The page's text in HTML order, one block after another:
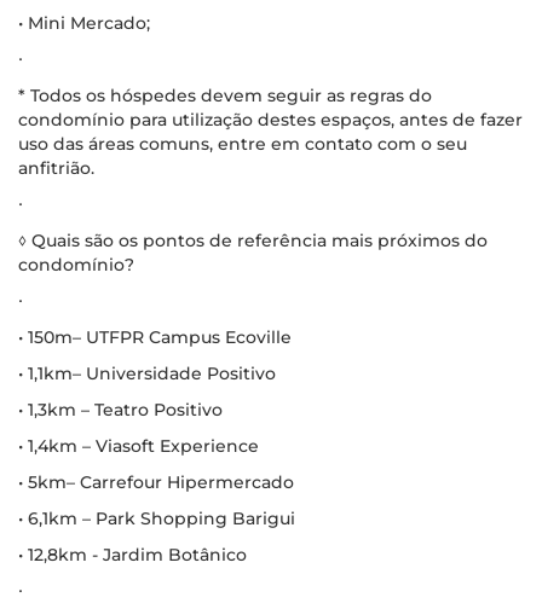
• Mini Mercado;
∙
* Todos os hóspedes devem seguir as regras do
condomínio para utilização destes espaços, antes de fazer
uso das áreas comuns, entre em contato com o seu
anfitrião.
∙
◊ Quais são os pontos de referência mais próximos do
condomínio?
∙
• 150m– UTFPR Campus Ecoville
• 1,1km– Universidade Positivo
• 1,3km – Teatro Positivo
• 1,4km – Viasoft Experience
• 5km– Carrefour Hipermercado
• 6,1km – Park Shopping Barigui
• 12,8km - Jardim Botânico
∙